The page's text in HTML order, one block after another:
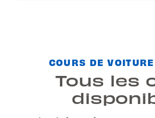
COURS DE
Tous les